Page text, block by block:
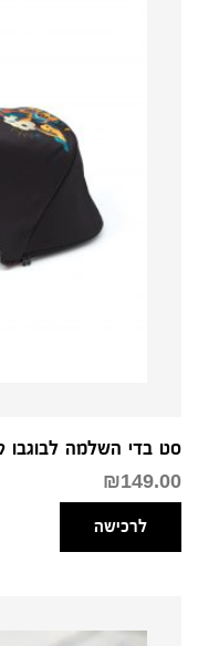
סט בדי השלמה לבוגבו
₪149.00
לרכישה